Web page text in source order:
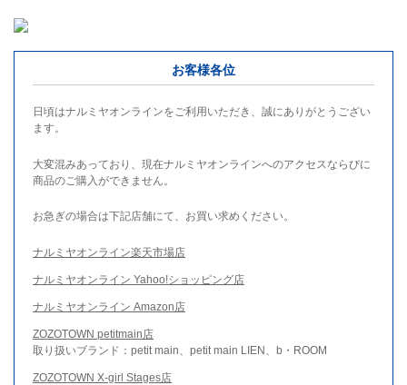
お客様各位
日頃はナルミヤオンラインをご利用いただき、誠にありがとうござい
ます。
大変混みあっており、現在ナルミヤオンラインへのアクセスならびに
商品のご購入ができません。
お急ぎの場合は下記店舗にて、お買い求めください。
ナルミヤオンライン楽天市場店
ナルミヤオンライン Yahoo!ショッピング店
ナルミヤオンライン Amazon店
ZOZOTOWN petitmain店
取り扱いブランド：petit main、petit main LIEN、b・ROOM
ZOZOTOWN X-girl Stages店